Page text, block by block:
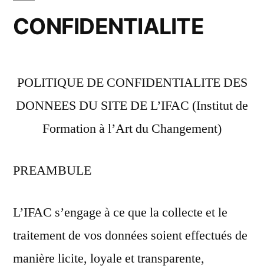
CONFIDENTIALITE
POLITIQUE DE CONFIDENTIALITE DES
DONNEES DU SITE DE L’IFAC (Institut de
Formation à l’Art du Changement)
PREAMBULE
L’IFAC s’engage à ce que la collecte et le
traitement de vos données soient effectués de
manière licite, loyale et transparente,